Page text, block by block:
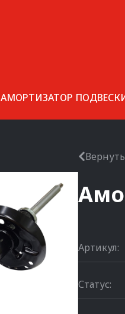
АМОРТИЗАТОР
Артикул:
Статус: